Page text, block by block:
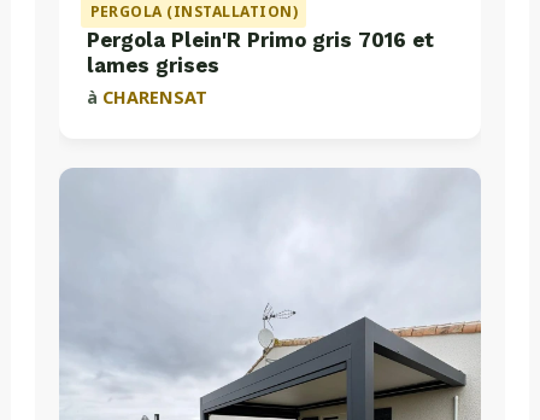
PERGOLA (INSTALLATION)
Pergola Plein'R Primo gris 7016 et
lames grises
à CHARENSAT